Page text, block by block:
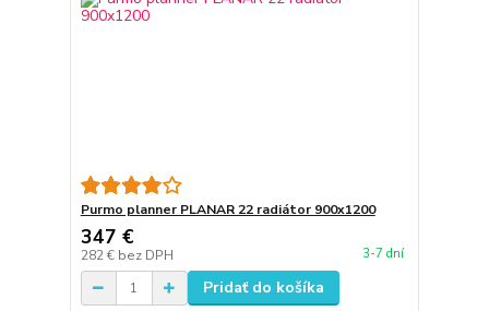
Purmo planner PLANAR 22 radiátor 900x1200
347 €
282 € bez DPH 3-7 dní
Pridať do košíka